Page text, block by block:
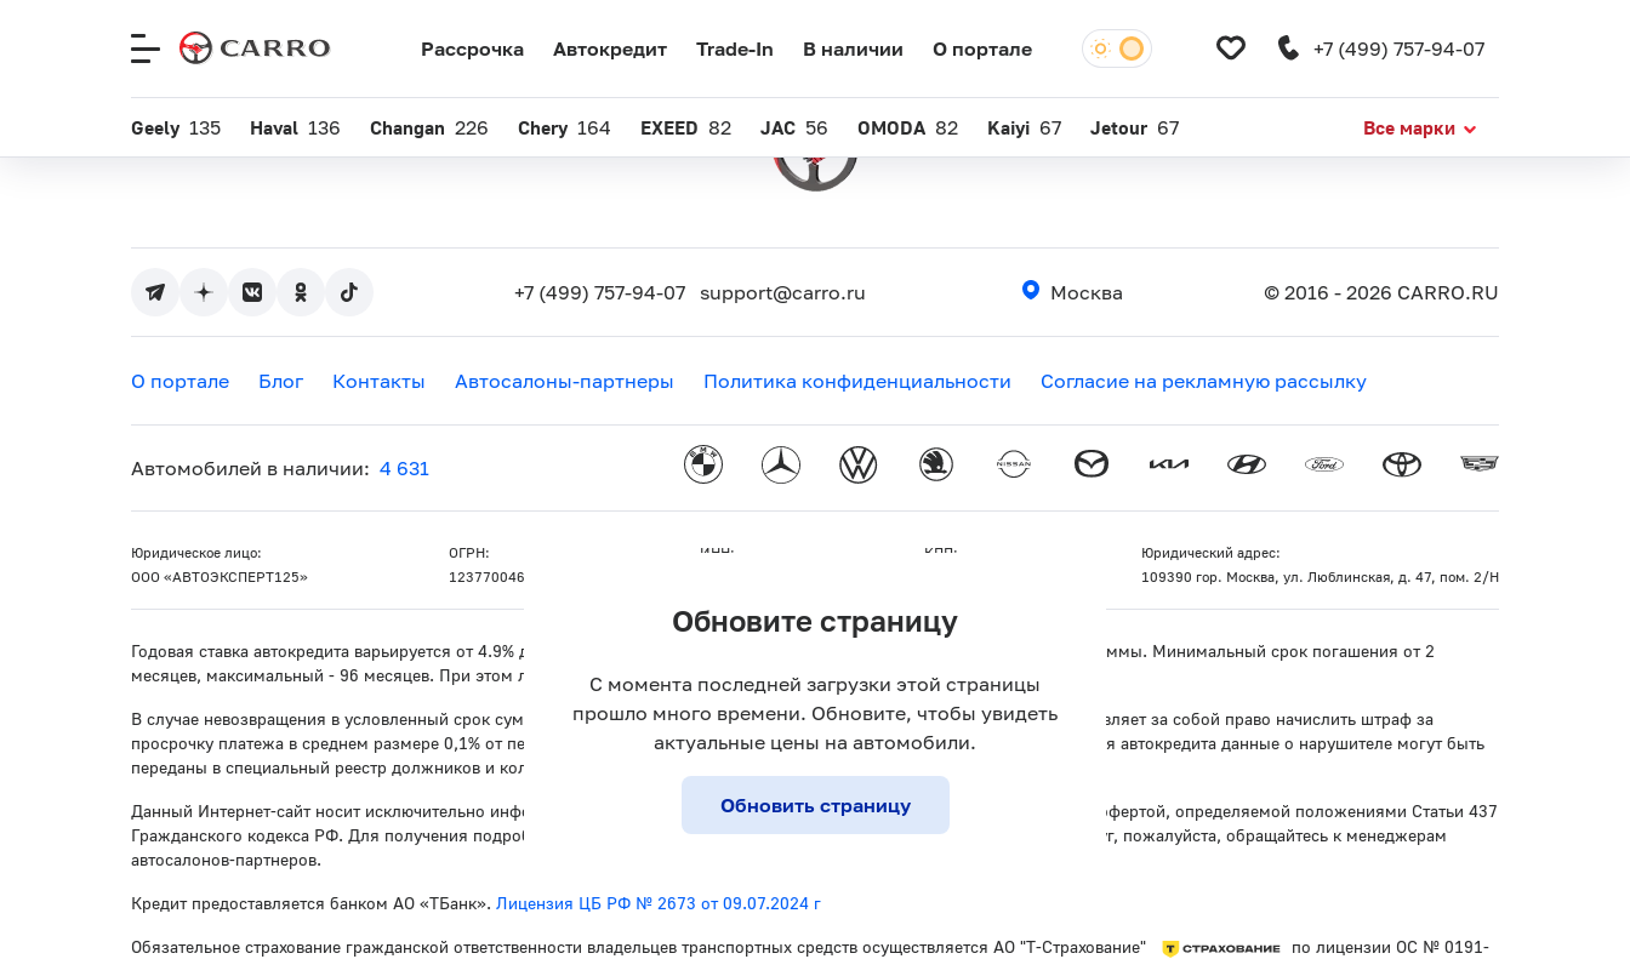
Рассрочка Автокредит Trade-In В наличии О портале +7 (499) 757-94-07
Geely 135 Haval 136 Changan 226 Chery 164 EXEED 82 JAC 56 OMODA 82 Kaiyi 67 Jetour 67 Все марки
+7 (499) 757-94-07 support@carro.ru Москва © 2016 - 2026 CARRO.RU
О портале Блог Контакты Автосалоны-партнеры Политика конфиденциальности Согласие на рекламную рассылку
Автомобилей в наличии: 4 631
Юридическое лицо:
ООО «АВТОЭКСПЕРТ125»
ОГРН:
1237700461272
ИНН:
КПП:
Юридический адрес:
109390 гор. Москва, ул. Люблинская, д. 47, пом. 2/Н
Годовая ставка автокредита варьируется от 4.9% до 15% и зависит от конкретного банка, суммы займа и кредитной программы. Минимальный срок погашения от 2
месяцев, максимальный - 96 месяцев. При этом любые дополнительные комиссии автопорталом carro.ru не взимаются.
В случае невозвращения в условленный срок суммы автокредита или суммы процентов по автокредиту банк-партнер оставляет за собой право начислить штраф за
просрочку платежа в среднем размере 0,1% от первоначальной суммы автокредита. При несоблюдении условий погашения автокредита данные о нарушителе могут быть
переданы в специальный реестр должников и коллекторское агентство для взыскания задолженности.
Данный Интернет-сайт носит исключительно информационный характер и ни при каких условиях не является публичной офертой, определяемой положениями Статьи 437
Гражданского кодекса РФ. Для получения подробной информации о наличии и стоимости указанных товаров и (или) услуг, пожалуйста, обращайтесь к менеджерам
автосалонов-партнеров.
Кредит предоставляется банком АО «ТБанк». Лицензия ЦБ РФ № 2673 от 09.07.2024 г
Обязательное страхование гражданской ответственности владельцев транспортных средств осуществляется АО "Т-Страхование"
по лицензии ОС № 0191-
Обновите страницу
С момента последней загрузки этой страницы
прошло много времени. Обновите, чтобы увидеть
актуальные цены на автомобили.
Обновить страницу